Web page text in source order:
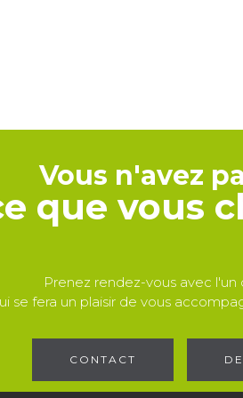
Vous n'avez
que vous
Prenez rendez-vous avec l'un
se fera un plaisir de vous
CONTACT